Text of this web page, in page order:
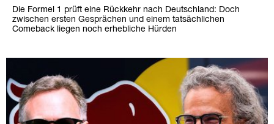
Die Formel 1 prüft eine Rückkehr nach Deutschland: Doch
zwischen ersten Gesprächen und einem tatsächlichen
Comeback liegen noch erhebliche Hürden